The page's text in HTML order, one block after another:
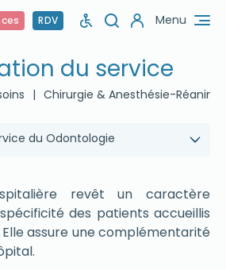
RDV Menu
du service
| Chirurgie & Anesthésie-
du Odontologie
revêt un caractère
des patients accueillis
Elle assure une complémentarité